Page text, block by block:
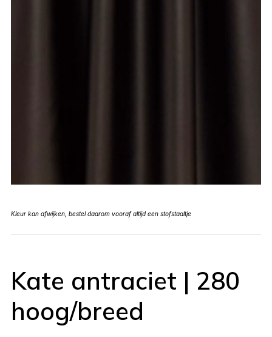
Kleur kan afwijken, bestel daarom vooraf altijd een stofstaaltje
Kate antraciet | 280
hoog/breed